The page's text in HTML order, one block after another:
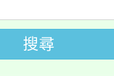
甄選結果(
大學推廣
通分析基
府辦理
搜尋